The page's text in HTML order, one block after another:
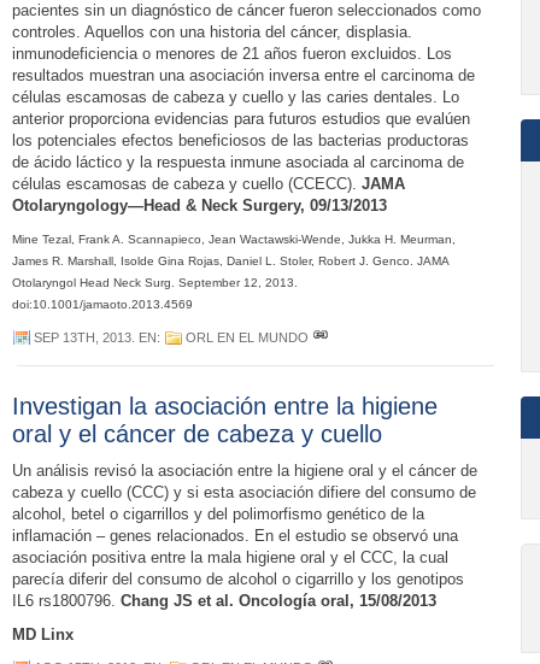
pacientes sin un diagnóstico de cáncer fueron seleccionados como
controles. Aquellos con una historia del cáncer, displasia.
inmunodeficiencia o menores de 21 años fueron excluidos. Los
resultados muestran una asociación inversa entre el carcinoma de
células escamosas de cabeza y cuello y las caries dentales. Lo
anterior proporciona evidencias para futuros estudios que evalúen
los potenciales efectos beneficiosos de las bacterias productoras
de ácido láctico y la respuesta inmune asociada al carcinoma de
células escamosas de cabeza y cuello (CCECC). JAMA
Otolaryngology—Head & Neck Surgery, 09/13/2013
Mine Tezal, Frank A. Scannapieco, Jean Wactawski-Wende, Jukka H. Meurman,
James R. Marshall, Isolde Gina Rojas, Daniel L. Stoler, Robert J. Genco. JAMA
Otolaryngol Head Neck Surg. September 12, 2013.
doi:10.1001/jamaoto.2013.4569
SEP 13TH, 2013 . EN: ORL EN EL MUNDO
Investigan la asociación entre la higiene
oral y el cáncer de cabeza y cuello
Un análisis revisó la asociación entre la higiene oral y el cáncer de
cabeza y cuello (CCC) y si esta asociación difiere del consumo de
alcohol, betel o cigarrillos y del polimorfismo genético de la
inflamación – genes relacionados. En el estudio se observó una
asociación positiva entre la mala higiene oral y el CCC, la cual
parecía diferir del consumo de alcohol o cigarrillo y los genotipos
IL6 rs1800796. Chang JS et al. Oncología oral, 15/08/2013
MD Linx